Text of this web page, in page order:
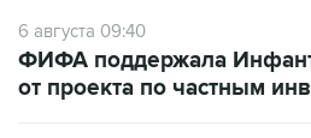
6 августа 09:40
ФИФА поддержала
от проекта по частным